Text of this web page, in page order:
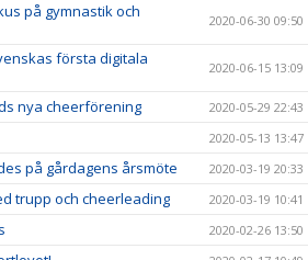
på gymnastik och
2020-06-30 09:50
första digitala
2020-06-15 13:09
nya cheerförening 2020-05-29 22:43
2020-05-13 13:47
på gårdagens årsmöte 2020-03-19 20:33
trupp och cheerleading 2020-03-19 10:41
2020-02-26 13:50